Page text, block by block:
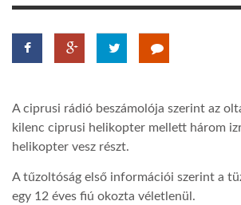
TROPICALMAGAZIN
AFRIKA TUDÁSTÁR
A NAP SZÉPE
A ciprusi rádió beszámolója szerint az
kilenc ciprusi helikopter mellett három
helikopter vesz részt.
A tűzoltóság első információi szerint a
egy 12 éves fiú okozta véletlenül.